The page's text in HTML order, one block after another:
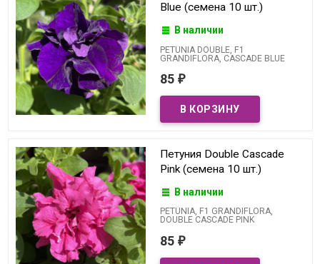
Blue (семена 10 шт.)
В наличии
PETUNIA DOUBLE, F1
GRANDIFLORA, CASCADE BLUE
85 ₽
Петуния Double Cascade
Pink (семена 10 шт.)
В наличии
PETUNIA, F1 GRANDIFLORA,
DOUBLE CASCADE PINK
85 ₽